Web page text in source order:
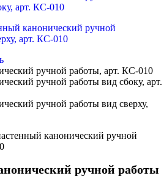
канонический ручной
ручной работы